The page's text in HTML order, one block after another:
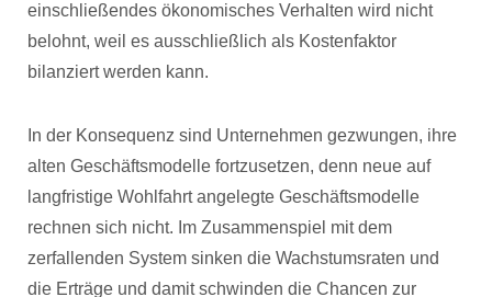
einschließendes ökonomisches Verhalten wird nicht
belohnt, weil es ausschließlich als Kostenfaktor
bilanziert werden kann.
In der Konsequenz sind Unternehmen gezwungen, ihre
alten Geschäftsmodelle fortzusetzen, denn neue auf
langfristige Wohlfahrt angelegte Geschäftsmodelle
rechnen sich nicht. Im Zusammenspiel mit dem
zerfallenden System sinken die Wachstumsraten und
die Erträge und damit schwinden die Chancen zur